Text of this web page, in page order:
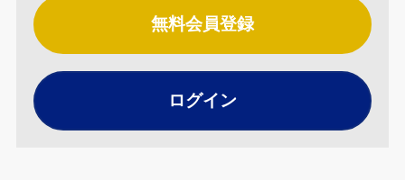
無料会員登録
ログイン